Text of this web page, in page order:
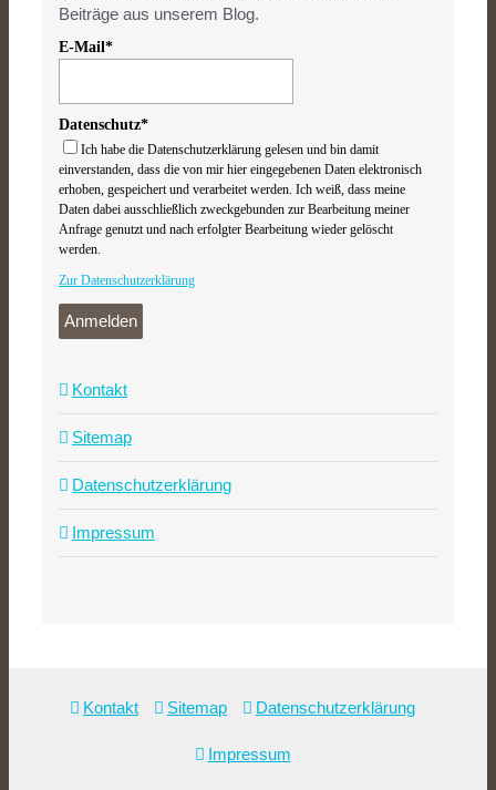
Beiträge aus unserem Blog.
E-Mail*
Datenschutz*
Ich habe die Datenschutzerklärung gelesen und bin damit
einverstanden, dass die von mir hier eingegebenen Daten elektronisch
erhoben, gespeichert und verarbeitet werden. Ich weiß, dass meine
Daten dabei ausschließlich zweckgebunden zur Bearbeitung meiner
Anfrage genutzt und nach erfolgter Bearbeitung wieder gelöscht
werden.
Zur Datenschutzerklärung
Anmelden
Kontakt
Sitemap
Datenschutzerklärung
Impressum
Kontakt Sitemap Datenschutzerklärung
Impressum